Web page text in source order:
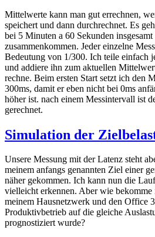
Mittelwerte kann man gut errechnen,
speichert und dann durchrechnet. Es
bei 5 Minuten a 60 Sekunden
zusammenkommen. Jeder einzelne
Bedeutung von 1/300. Ich teile einfach
und addiere ihn zum aktuellen
rechne. Beim ersten Start setzt ich den
300ms, damit er eben nicht bei 0ms
höher ist. nach einem Messintervall ist
gerechnet.
Simulation der
Unsere Messung mit der Latenz steht
meinem anfangs genannten Ziel einer
näher gekommen. Ich kann nun die
vielleicht erkennen. Aber wie
meinem Hausnetzwerk und den Office
Produktivbetrieb auf die gleiche
prognostiziert wurde?